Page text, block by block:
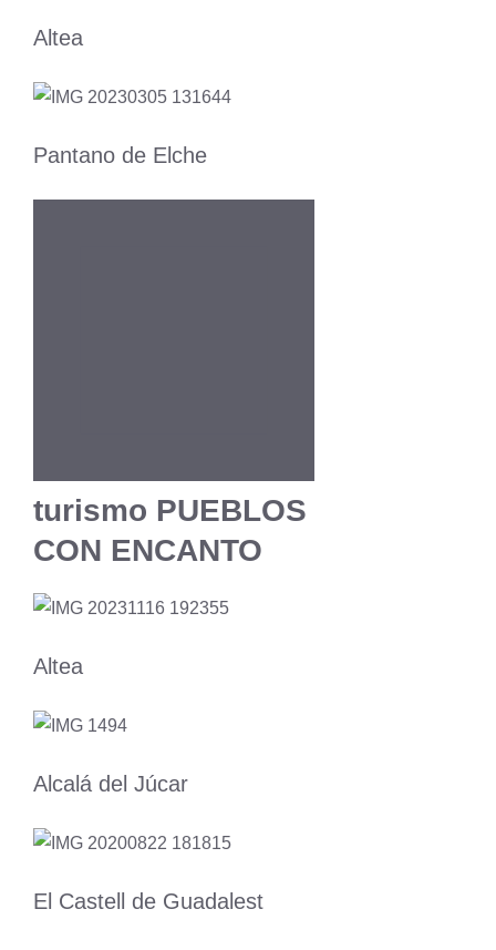
Altea
Pantano de Elche
turismo PUEBLOS
CON ENCANTO
Altea
Alcalá del Júcar
El Castell de Guadalest